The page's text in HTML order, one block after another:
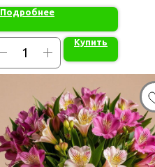
Подробнее
Купить